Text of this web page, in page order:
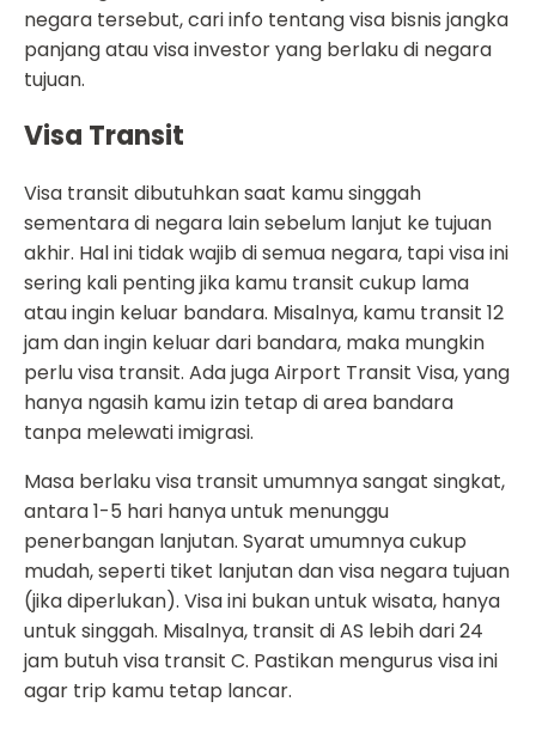
negara tersebut, cari info tentang visa bisnis jangka
panjang atau visa investor yang berlaku di negara
tujuan.
Visa Transit
Visa transit dibutuhkan saat kamu singgah
sementara di negara lain sebelum lanjut ke tujuan
akhir. Hal ini tidak wajib di semua negara, tapi visa ini
sering kali penting jika kamu transit cukup lama
atau ingin keluar bandara. Misalnya, kamu transit 12
jam dan ingin keluar dari bandara, maka mungkin
perlu visa transit. Ada juga Airport Transit Visa, yang
hanya ngasih kamu izin tetap di area bandara
tanpa melewati imigrasi.
Masa berlaku visa transit umumnya sangat singkat,
antara 1-5 hari hanya untuk menunggu
penerbangan lanjutan. Syarat umumnya cukup
mudah, seperti tiket lanjutan dan visa negara tujuan
(jika diperlukan). Visa ini bukan untuk wisata, hanya
untuk singgah. Misalnya, transit di AS lebih dari 24
jam butuh visa transit C. Pastikan mengurus visa ini
agar trip kamu tetap lancar.